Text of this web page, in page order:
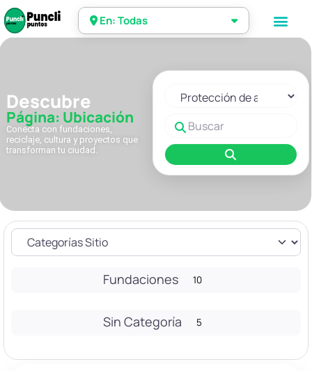
En: Todas
Descubre
Página: Ubicación
Conecta con fundaciones,
reciclaje, cultura y proyectos que
transforman tu ciudad.
Seleccionar el formulario de
Buscar
Fundaciones 10
Sin Categoría 5